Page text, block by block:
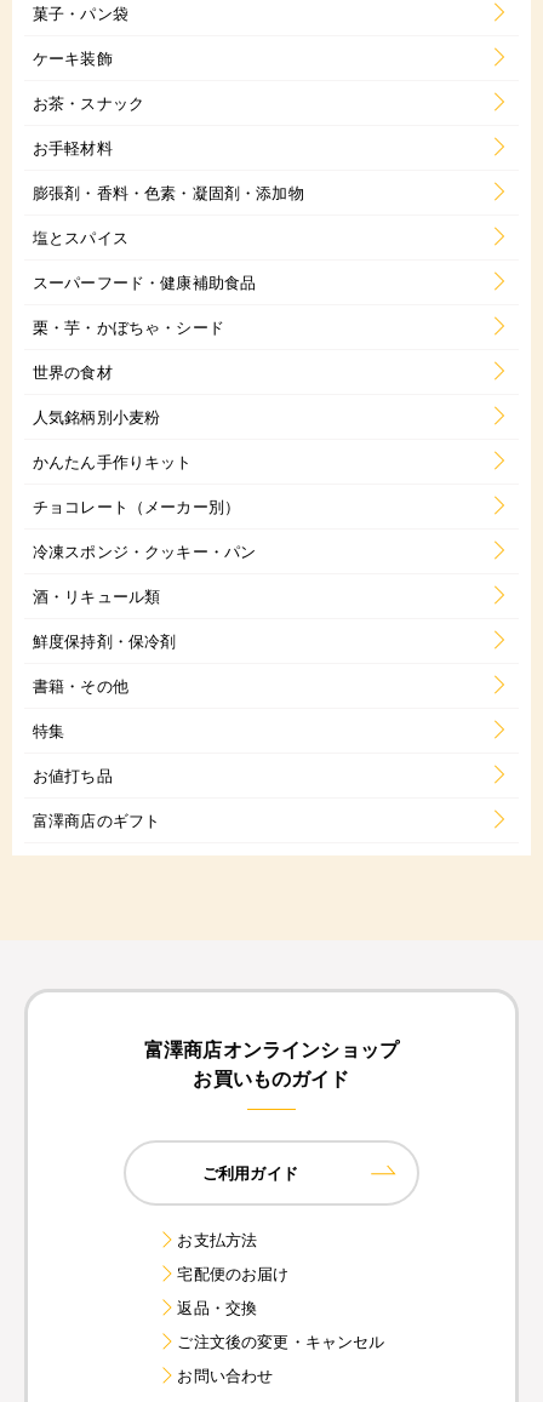
菓子・パン袋
ケーキ装飾
お茶・スナック
お手軽材料
膨張剤・香料・色素・凝固剤・添加物
塩とスパイス
スーパーフード・健康補助食品
栗・芋・かぼちゃ・シード
世界の食材
人気銘柄別小麦粉
かんたん手作りキット
チョコレート（メーカー別）
冷凍スポンジ・クッキー・パン
酒・リキュール類
鮮度保持剤・保冷剤
書籍・その他
特集
お値打ち品
富澤商店のギフト
富澤商店オンラインショップ
お買いものガイド
ご利用ガイド
お支払方法
宅配便のお届け
返品・交換
ご注文後の変更・キャンセル
お問い合わせ